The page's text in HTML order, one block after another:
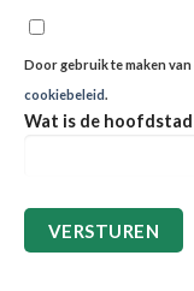
Door gebruik te maken
cookiebeleid.
Wat is de hoofdstad